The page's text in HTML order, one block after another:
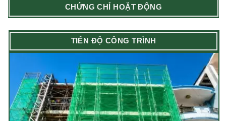
CHỨNG CHỈ HOẶT ĐỘNG
TIẾN ĐỘ CÔNG TRÌNH